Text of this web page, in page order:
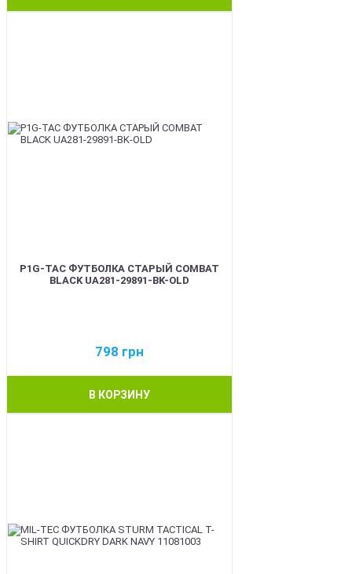
P1G-TAC ФУТБОЛКА СТАРЫЙ COMBAT
BLACK UA281-29891-BK-OLD
798 грн
В КОРЗИНУ